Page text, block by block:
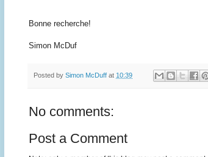
Bonne recherche!
Simon McDuf
Posted by Simon McDuff at 10:39
No comments:
Post a Comment